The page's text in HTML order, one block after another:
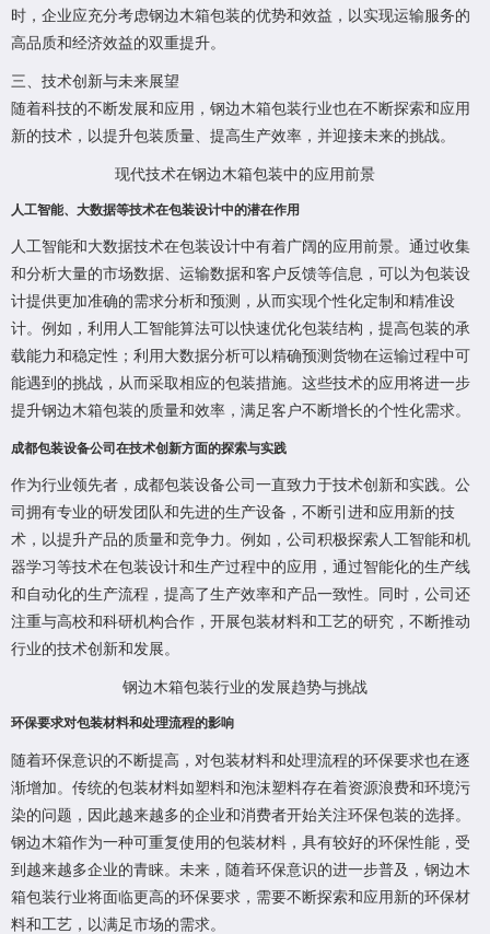
时，企业应充分考虑钢边木箱包装的优势和效益，以实现运输服务的
高品质和经济效益的双重提升。
三、技术创新与未来展望
随着科技的不断发展和应用，钢边木箱包装行业也在不断探索和应用
新的技术，以提升包装质量、提高生产效率，并迎接未来的挑战。
现代技术在钢边木箱包装中的应用前景
人工智能、大数据等技术在包装设计中的潜在作用
人工智能和大数据技术在包装设计中有着广阔的应用前景。通过收集
和分析大量的市场数据、运输数据和客户反馈等信息，可以为包装设
计提供更加准确的需求分析和预测，从而实现个性化定制和精准设
计。例如，利用人工智能算法可以快速优化包装结构，提高包装的承
载能力和稳定性；利用大数据分析可以精确预测货物在运输过程中可
能遇到的挑战，从而采取相应的包装措施。这些技术的应用将进一步
提升钢边木箱包装的质量和效率，满足客户不断增长的个性化需求。
成都包装设备公司在技术创新方面的探索与实践
作为行业领先者，成都包装设备公司一直致力于技术创新和实践。公
司拥有专业的研发团队和先进的生产设备，不断引进和应用新的技
术，以提升产品的质量和竞争力。例如，公司积极探索人工智能和机
器学习等技术在包装设计和生产过程中的应用，通过智能化的生产线
和自动化的生产流程，提高了生产效率和产品一致性。同时，公司还
注重与高校和科研机构合作，开展包装材料和工艺的研究，不断推动
行业的技术创新和发展。
钢边木箱包装行业的发展趋势与挑战
环保要求对包装材料和处理流程的影响
随着环保意识的不断提高，对包装材料和处理流程的环保要求也在逐
渐增加。传统的包装材料如塑料和泡沫塑料存在着资源浪费和环境污
染的问题，因此越来越多的企业和消费者开始关注环保包装的选择。
钢边木箱作为一种可重复使用的包装材料，具有较好的环保性能，受
到越来越多企业的青睐。未来，随着环保意识的进一步普及，钢边木
箱包装行业将面临更高的环保要求，需要不断探索和应用新的环保材
料和工艺，以满足市场的需求。